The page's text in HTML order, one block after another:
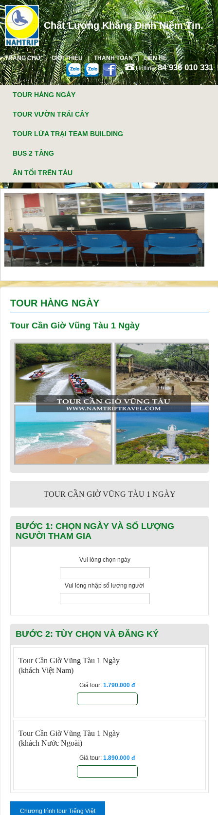
Chất Lượng Khẳng Định Niềm Tin.
TRANG CHỦ GIỚI THIỆU THANH TOÁN
LIÊN HỆ
Hotline:84 936 010 331
TOUR HÀNG NGÀY
TOUR VƯỜN TRÁI CÂY
TOUR LỬA TRẠI TEAM BUILDING
BUS 2 TẦNG
ĂN TỐI TRÊN TÀU
TOUR HÀNG NGÀY
Tour Cần Giờ Vũng Tàu 1 Ngày
TOUR CẦN GIỜ VŨNG TÀU 1 NGÀY
BƯỚC 1: CHỌN NGÀY VÀ SỐ LƯỢNG
NGƯỜI THAM GIA
Vui lòng chọn ngày
Vui lòng nhập số lượng người
BƯỚC 2: TÙY CHỌN VÀ ĐĂNG KÝ
Tour Cần Giờ Vũng Tàu 1 Ngày
(khách Việt Nam)
Giá tour: 1.790.000
Tour Cần Giờ Vũng Tàu 1 Ngày
(khách Nước Ngoài)
Giá tour: 1.890.000
Chương trình tour Tiếng Việt